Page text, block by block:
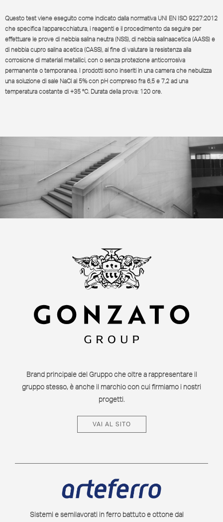
Questo test viene eseguito come indicato dalla normativa UNI EN ISO 9227:2012
che specifica l’apparecchiatura, i reagenti e il procedimento da seguire per
effettuare le prove di nebbia salina neutra (NSS), di nebbia salinaacetica (AASS) e
di nebbia cupro salina acetica (CASS), al fine di valutare la resistenza alla
corrosione di materiali metallici, con o senza protezione anticorrosiva
permanente o temporanea. I prodotti sono inseriti in una camera che nebulizza
una soluzione di sale NaCl al 5% con pH compreso fra 6,5 e 7,2 ad una
temperatura costante di +35 °C. Durata della prova: 120 ore.
Brand principale del Gruppo che oltre a rappresentare il
gruppo stesso, è anche il marchio con cui firmiamo i nostri
progetti.
VAI AL SITO
Sistemi e semilavorati in ferro battuto e ottone dal